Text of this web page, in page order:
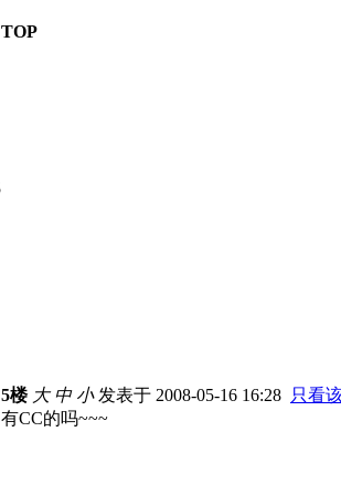
TOP
5楼 大 中 小发表于 2008-05-16 16:28 只看
有CC的吗~~~